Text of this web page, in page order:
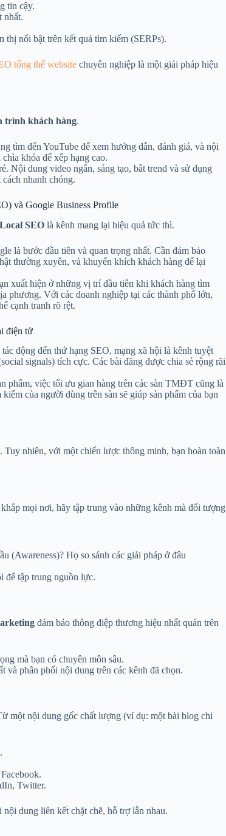
tin cậy.
nhất.
thị nổi bật trên kết quả tìm kiếm (SERPs).
tổng thể website chuyên nghiệp là một giải pháp hiệu
trình khách hàng.
tìm đến YouTube để xem hướng dẫn, đánh giá, và nội
khóa để xếp hạng cao.
Nội dung video ngắn, sáng tạo, bắt trend và sử dụng
nhanh chóng.
và Google Business Profile
Local SEO là kênh mang lại hiệu quả tức thì.
là bước đầu tiên và quan trọng nhất. Cần đảm bảo
thường xuyên, và khuyến khích khách hàng để lại
xuất hiện ở những vị trí đầu tiên khi khách hàng tìm
phương. Với các doanh nghiệp tại các thành phố lớn,
cạnh tranh rõ rệt.
điện tử
động đến thứ hạng SEO, mạng xã hội là kênh tuyệt
signals) tích cực. Các bài đăng được chia sẻ rộng rãi
phẩm, việc tối ưu gian hàng trên các sàn TMĐT cũng là
của người dùng trên sàn sẽ giúp sản phẩm của bạn
nhiên, với một chiến lược thông minh, bạn hoàn toàn
mọi nơi, hãy tập trung vào những kênh mà đối tượng
(Awareness)? Họ so sánh các giải pháp ở đâu
để tập trung nguồn lực.
đảm bảo thông điệp thương hiệu nhất quán trên
mà bạn có chuyên môn sâu.
và phân phối nội dung trên các kênh đã chọn.
một nội dung gốc chất lượng (ví dụ: một bài blog chi
Twitter.
dung liên kết chặt chẽ, hỗ trợ lẫn nhau.